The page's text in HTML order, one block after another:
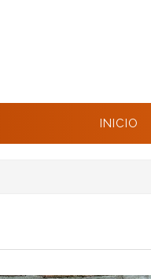
INICIO